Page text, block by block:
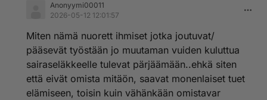
Anonyymi00011
2026-05-12 12:01:57
Miten nämä nuorett ihmiset jotka joutuvat/
pääsevät työstään jo muutaman vuiden kuluttua
sairaseläkkeelle tulevat pärjäämään..ehkä siten
että eivät omista mitäön, saavat monenlaiset tuet
elämiseen, toisin kuin vähänkään omistavar